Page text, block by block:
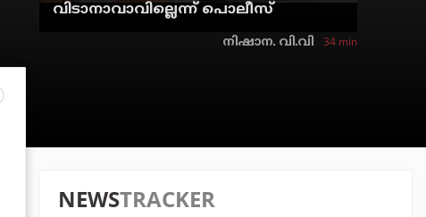
വിടാനാവാവില്ലെന്ന് പൊലീസ്
നിഷാന. വി.വി 34 min
NEWSTRACKER